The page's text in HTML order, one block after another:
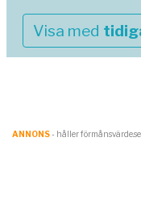
Visa med
ANNONS- håller